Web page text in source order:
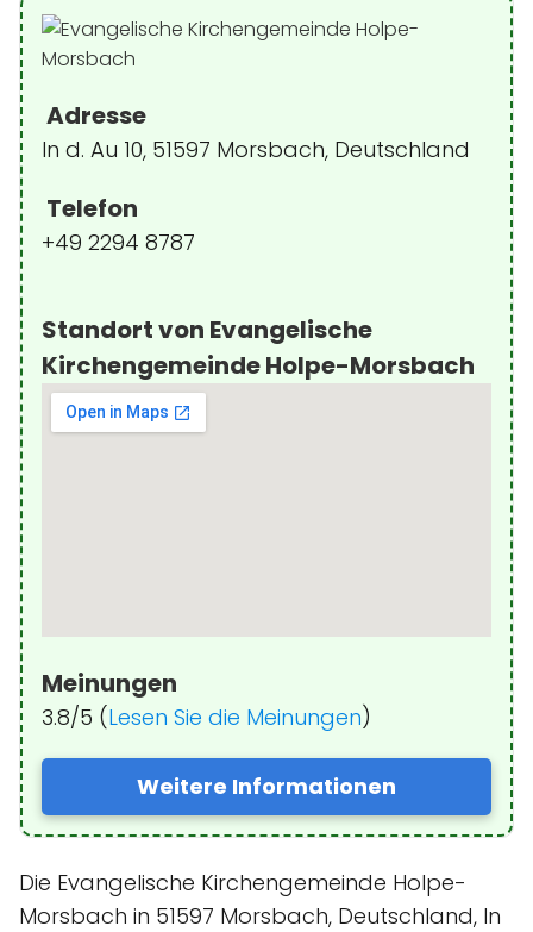
Adresse
In d. Au 10, 51597 Morsbach, Deutschland
Telefon
+49 2294 8787
Standort von Evangelische
Kirchengemeinde Holpe-Morsbach
Meinungen
3.8/5 (Lesen Sie die Meinungen)
Weitere Informationen
Die Evangelische Kirchengemeinde Holpe-
Morsbach in 51597 Morsbach, Deutschland, In